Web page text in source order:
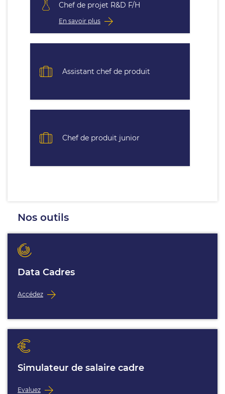
Chef de projet R&D F/H
En savoir plus
Assistant chef de produit
Chef de produit junior
Nos outils
Data Cadres
Accédez
Simulateur de salaire cadre
Evaluez